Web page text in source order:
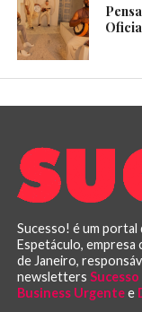
Sucesso! é um
Espetáculo, empresa
de Janeiro,
newsletters
Business Urgentee